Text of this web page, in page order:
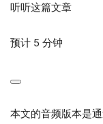
听听这篇文章
预计 5 分钟
本文的音频版本是